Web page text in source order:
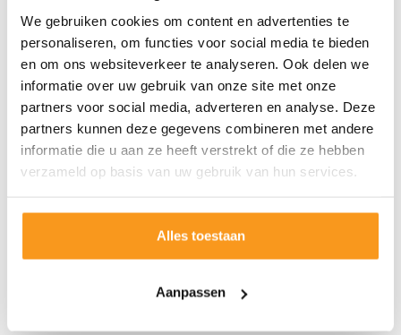
We gebruiken cookies om content en advertenties te
personaliseren, om functies voor social media te bieden
en om ons websiteverkeer te analyseren. Ook delen we
informatie over uw gebruik van onze site met onze
partners voor social media, adverteren en analyse. Deze
partners kunnen deze gegevens combineren met andere
informatie die u aan ze heeft verstrekt of die ze hebben
verzameld op basis van uw gebruik van hun services.
Alles toestaan
Aanpassen